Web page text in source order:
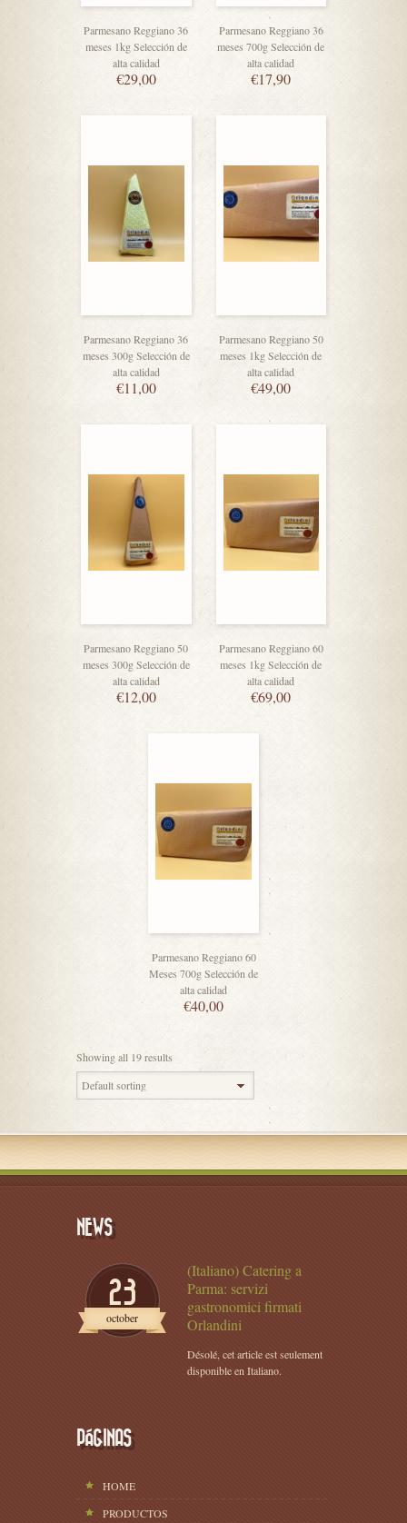
Parmesano Reggiano 36
meses 1kg Selección de
alta calidad
€29,00
Parmesano Reggiano 36
meses 700g Selección de
alta calidad
€17,90
Parmesano Reggiano 36
meses 300g Selección de
alta calidad
€11,00
Parmesano Reggiano 50
meses 1kg Selección de
alta calidad
€49,00
Parmesano Reggiano 50
meses 300g Selección de
alta calidad
€12,00
Parmesano Reggiano 60
meses 1kg Selección de
alta calidad
€69,00
Parmesano Reggiano 60
Meses 700g Selección de
alta calidad
€40,00
Showing all 19 results
NEWS
23
october
(Italiano) Catering a
Parma: servizi
gastronomici firmati
Orlandini
Désolé, cet article est seulement
disponible en Italiano.
PÁGINAS
HOME
PRODUCTOS